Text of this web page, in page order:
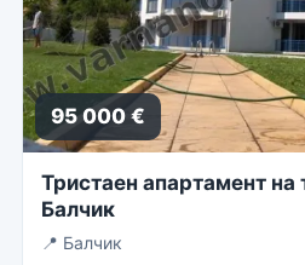
95 000 €
Тристаен апартамент на
Балчик
📍 Балчик